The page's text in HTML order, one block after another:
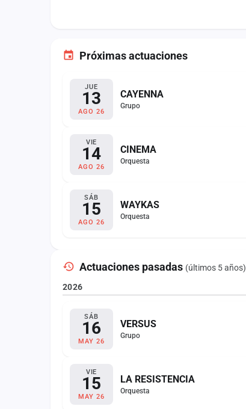
Próximas actuaciones
JUE
13
AGO 26
CAYENNA
Grupo
VIE
14
AGO 26
CINEMA
Orquesta
SÁB
15
AGO 26
WAYKAS
Orquesta
Actuaciones pasadas (últimos 5 años)
2026
SÁB
16
MAY 26
VERSUS
Grupo
VIE
15
MAY 26
LA RESISTENCIA
Orquesta